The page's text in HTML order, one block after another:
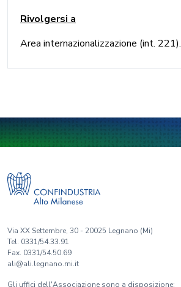
Rivolgersi a
Area internazionalizzazione (int. 221).
Via XX Settembre, 30 - 20025 Legnano (Mi)
Tel. 0331/54.33.91
Fax. 0331/54.50.69
ali@ali.legnano.mi.it
Gli uffici dell'Associazione sono a disposizione: